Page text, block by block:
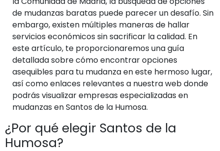
de mudanzas baratas puede parecer un desafío. Sin
embargo, existen múltiples maneras de hallar
servicios económicos sin sacrificar la calidad. En
este artículo, te proporcionaremos una guía
detallada sobre cómo encontrar opciones
asequibles para tu mudanza en este hermoso lugar,
así como enlaces relevantes a nuestra web donde
podrás visualizar empresas especializadas en
mudanzas en Santos de la Humosa.
¿Por qué elegir Santos de la
Humosa?